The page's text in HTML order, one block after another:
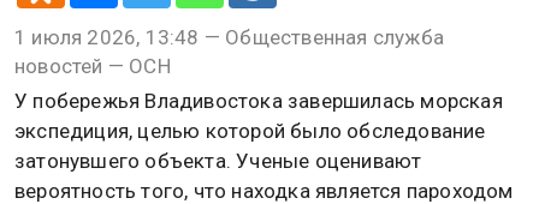
1 июля 2026, 13:48 — Общественная служба
новостей — ОСН
У побережья Владивостока завершилась морская
экспедиция, целью которой было обследование
затонувшего объекта. Ученые оценивают
вероятность того, что находка является пароходом